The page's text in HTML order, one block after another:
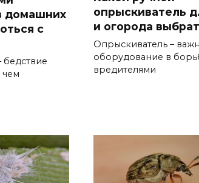
домашних
с
бедствие
чем
опрыскиватель
и огорода
Опрыскиватель –
оборудование в
вредителями